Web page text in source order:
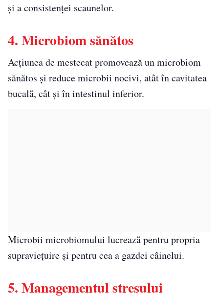
și a consistenței scaunelor.
4. Microbiom sănătos
Acțiunea de mestecat promovează un microbiom
sănătos și reduce microbii nocivi, atât în ​​cavitatea
bucală, cât și în intestinul inferior.
Microbii microbiomului lucrează pentru propria
supraviețuire și pentru cea a gazdei câinelui.
5. Managementul stresului